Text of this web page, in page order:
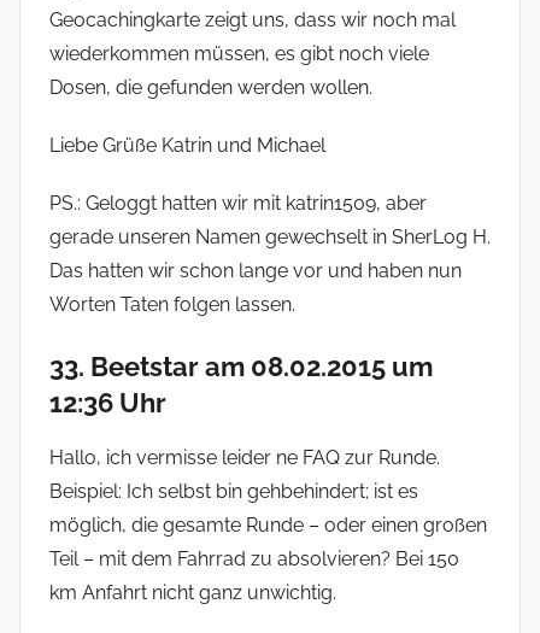
Geocachingkarte zeigt uns, dass wir noch mal
wiederkommen müssen, es gibt noch viele
Dosen, die gefunden werden wollen.
Liebe Grüße Katrin und Michael
PS.: Geloggt hatten wir mit katrin1509, aber
gerade unseren Namen gewechselt in SherLog H.
Das hatten wir schon lange vor und haben nun
Worten Taten folgen lassen.
33. Beetstar am 08.02.2015 um
12:36 Uhr
Hallo, ich vermisse leider ne FAQ zur Runde.
Beispiel: Ich selbst bin gehbehindert; ist es
möglich, die gesamte Runde – oder einen großen
Teil – mit dem Fahrrad zu absolvieren? Bei 150
km Anfahrt nicht ganz unwichtig.